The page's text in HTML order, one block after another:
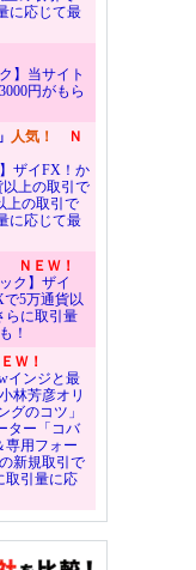
に応じて最
】当サイト
円がもら
人気！
Ｎ
ザイFX！か
上の取引で
上の取引で
に応じて最
ＮＥＷ！
ク】ザイ
5万通貨以
らに取引量
！
Ｗ！
インジと最
林芳彦オリ
グのコツ」
ター「コバ
専用フォー
新規取引で
取引量に応